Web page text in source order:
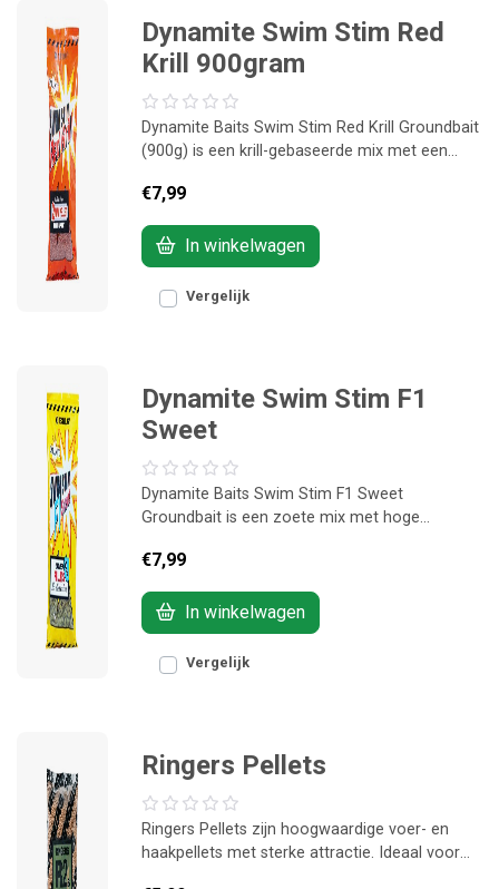
Dynamite Swim Stim Red
Krill 900gram
Dynamite Baits Swim Stim Red Krill Groundbait
(900g) is een krill-gebaseerde mix met een
Ideaal voor karper en F1 visserij, vooral in
warmere omstandigheden.
€7,99
In winkelwagen
Vergelijk
Dynamite Swim Stim F1
Sweet
Dynamite Baits Swim Stim F1 Sweet
Groundbait is een zoete mix met hoge
F1 en karper op commercials. Werkt het hele
jaar door en lost goed op in het water.
€7,99
In winkelwagen
Vergelijk
Ringers Pellets
Ringers Pellets zijn hoogwaardige voer- en
haakpellets met sterke attractie. Ideaal voor